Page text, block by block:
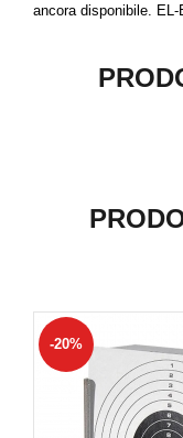
ancora disponibile. EL-
-20%